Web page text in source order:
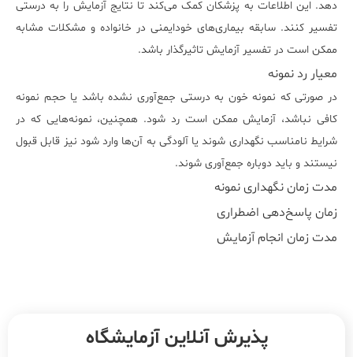
دهد. این اطلاعات به پزشکان کمک می‌کند تا نتایج آزمایش را به درستی
تفسیر کنند. سابقه بیماری‌های خودایمنی در خانواده و مشکلات مشابه
ممکن است در تفسیر آزمایش تاثیرگذار باشد.
معیار رد نمونه
در صورتی که نمونه خون به درستی جمع‌آوری نشده باشد یا حجم نمونه
کافی نباشد، آزمایش ممکن است رد شود. همچنین، نمونه‌هایی که در
شرایط نامناسب نگهداری شوند یا آلودگی به آن‌ها وارد شود نیز قابل قبول
نیستند و باید دوباره جمع‌آوری شوند.
مدت زمان نگهداری نمونه
زمان پاسخ‌دهی اضطراری
مدت زمان انجام آزمایش
پذیرش آنلاین آزمایشگاه